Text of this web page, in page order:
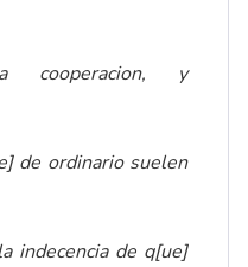
y
de ordinario suelen
indecencia de q[ue]